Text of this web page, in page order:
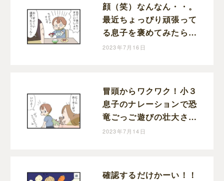
顔（笑）なんなん・・。
最近ちょっぴり頑張って
る息子を褒めてみたら調
子ぶっこいてきた話｜ま
2023年7月16日
冒頭からワクワク！小３
息子のナレーションで恐
竜ごっご遊びの壮大さが
ハンパない！｜まりおの
2023年7月14日
確認するだけかーい！！